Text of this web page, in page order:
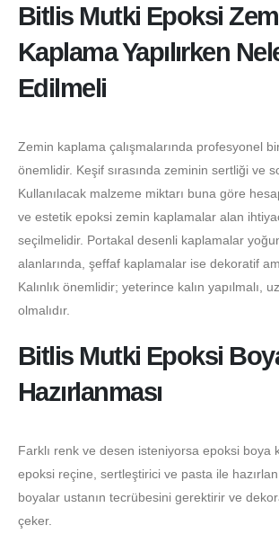
Bitlis Mutki Epoksi
Kaplama Yapılırken
Edilmeli
Zemin kaplama çalışmalarında profesyonel
önemlidir. Keşif sırasında zeminin sertliği ve
Kullanılacak malzeme miktarı buna göre
ve estetik epoksi zemin kaplamalar alan
seçilmelidir. Portakal desenli kaplamalar
alanlarında, şeffaf kaplamalar ise dekoratif
Kalınlık önemlidir; yeterince kalın yapılmalı,
olmalıdır.
Bitlis Mutki Epoksi
Hazırlanması
Farklı renk ve desen isteniyorsa epoksi boya
epoksi reçine, sertleştirici ve pasta ile
boyalar ustanın tecrübesini gerektirir ve
çeker.